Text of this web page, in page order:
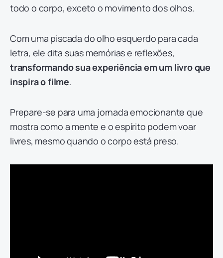
todo o corpo, exceto o movimento dos olhos.
Com uma piscada do olho esquerdo para cada
letra, ele dita suas memórias e reflexões,
transformando sua experiência em um livro que
inspira o filme.
Prepare-se para uma jornada emocionante que
mostra como a mente e o espírito podem voar
livres, mesmo quando o corpo está preso.